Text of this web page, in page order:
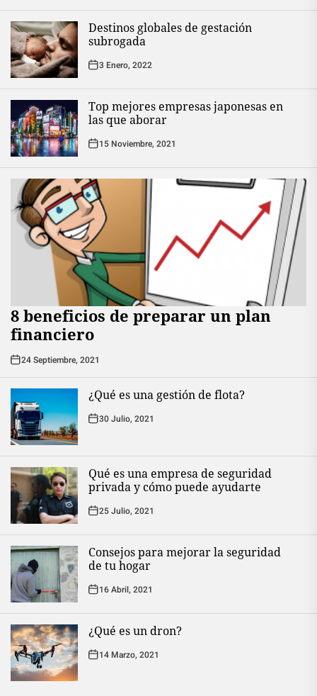
Destinos globales de gestación
subrogada
3 Enero, 2022
Top mejores empresas japonesas en
las que aborar
15 Noviembre, 2021
8 beneficios de preparar un plan
financiero
24 Septiembre, 2021
¿Qué es una gestión de flota?
30 Julio, 2021
Qué es una empresa de seguridad
privada y cómo puede ayudarte
25 Julio, 2021
Consejos para mejorar la seguridad
de tu hogar
16 Abril, 2021
¿Qué es un dron?
14 Marzo, 2021